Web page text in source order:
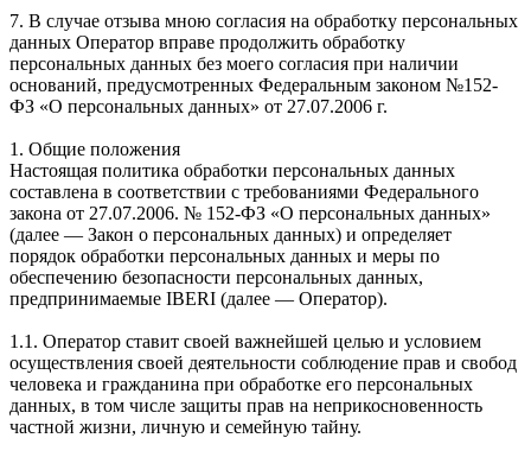
7. В случае отзыва мною согласия на обработку персональных
данных Оператор вправе продолжить обработку
персональных данных без моего согласия при наличии
оснований, предусмотренных Федеральным законом №152-
ФЗ «О персональных данных» от 27.07.2006 г.
1. Общие положения
Настоящая политика обработки персональных данных
составлена в соответствии с требованиями Федерального
закона от 27.07.2006. № 152-ФЗ «О персональных данных»
(далее — Закон о персональных данных) и определяет
порядок обработки персональных данных и меры по
обеспечению безопасности персональных данных,
предпринимаемые IBERI (далее — Оператор).
1.1. Оператор ставит своей важнейшей целью и условием
осуществления своей деятельности соблюдение прав и свобод
человека и гражданина при обработке его персональных
данных, в том числе защиты прав на неприкосновенность
частной жизни, личную и семейную тайну.